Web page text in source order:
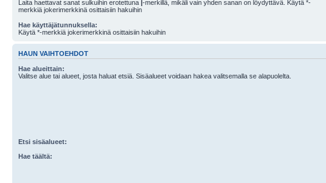
Laita haettavat sanat sulkuihin erotettuna |-merkillä, mikäli vain yhden sanan on löydyttävä. Käytä *-
merkkiä jokerimerkkinä osittaisiin hakuihin
Hae käyttäjätunnuksella:
Käytä *-merkkiä jokerimerkkinä osittaisiin hakuihin
HAUN VAIHTOEHDOT
Hae alueittain:
Valitse alue tai alueet, josta haluat etsiä. Sisäalueet voidaan hakea valitsemalla se alapuolelta.
Etsi sisäalueet:
Hae täältä: